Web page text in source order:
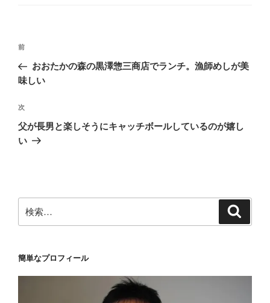
投
ナ
ゲ
ー
シ
前
の
投
前
おおたかの森の黒澤惣三商店でランチ。漁師めしが美
味しい
次
の
投
次
父が長男と楽しそうにキャッチボールしているのが嬉し
い
索:
簡単なプロフィール